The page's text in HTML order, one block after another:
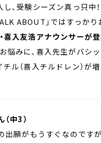
、受験シーズン真っ只中
ABOUT」ではすっかり
喜入友浩アナウンサーが登
悩みに、喜入先生がバシ
チル（喜入チルドレン）が
中3）
出願がもうすぐなのですが